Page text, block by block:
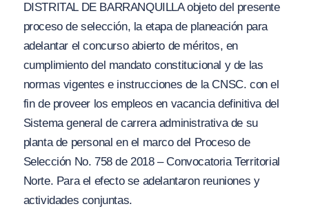
DISTRITAL DE BARRANQUILLA objeto del presente
proceso de selección, la etapa de planeación para
adelantar el concurso abierto de méritos, en
cumplimiento del mandato constitucional y de las
normas vigentes e instrucciones de la CNSC. con el
fin de proveer los empleos en vacancia definitiva del
Sistema general de carrera administrativa de su
planta de personal en el marco del Proceso de
Selección No. 758 de 2018 – Convocatoria Territorial
Norte. Para el efecto se adelantaron reuniones y
actividades conjuntas.